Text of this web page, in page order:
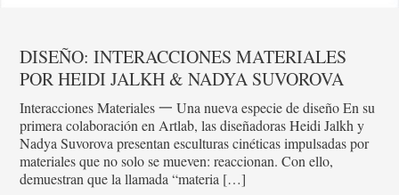
DISEÑO: INTERACCIONES MATERIALES
POR HEIDI JALKH & NADYA SUVOROVA
Interacciones Materiales 一 Una nueva especie de diseño En su
primera colaboración en Artlab, las diseñadoras Heidi Jalkh y
Nadya Suvorova presentan esculturas cinéticas impulsadas por
materiales que no solo se mueven: reaccionan. Con ello,
demuestran que la llamada “materia […]